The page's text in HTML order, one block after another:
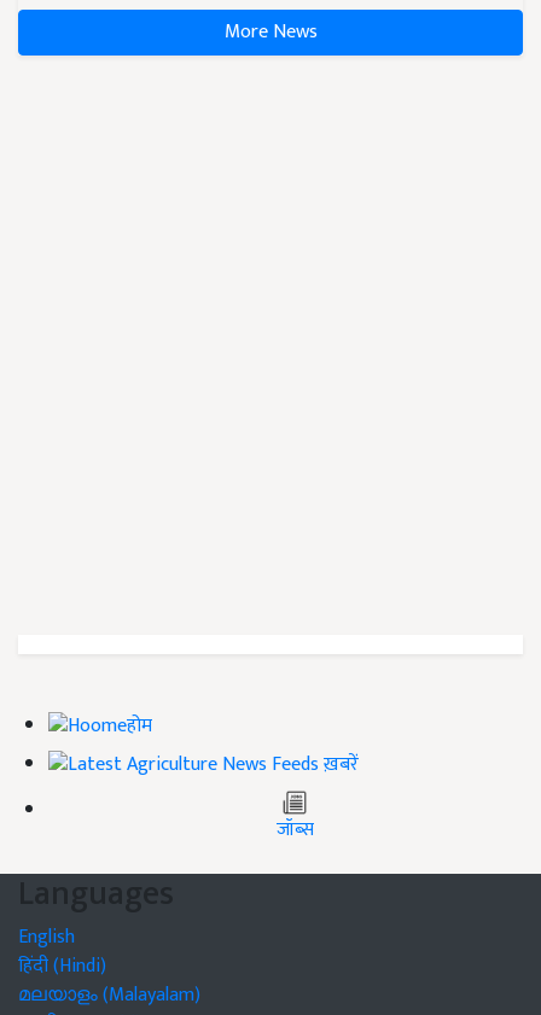
More News
होम
ख़बरें
जॉब्स
Languages
English
हिंदी (Hindi)
മലയാളം (Malayalam)